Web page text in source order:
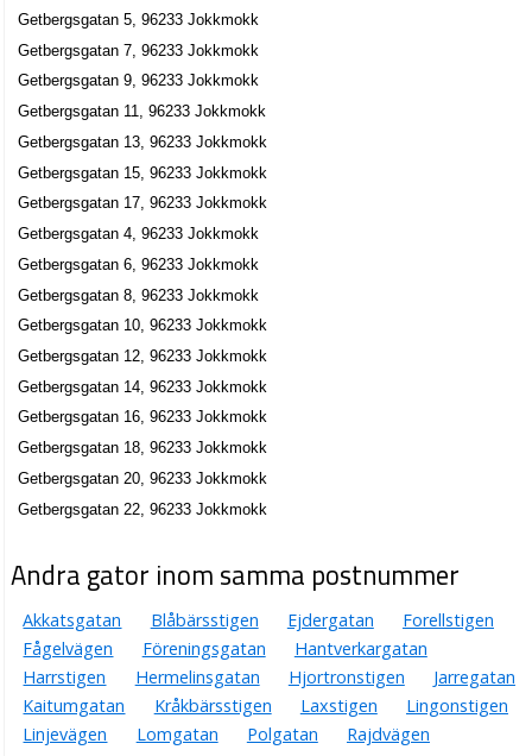
Getbergsgatan 5, 96233 Jokkmokk
Getbergsgatan 7, 96233 Jokkmokk
Getbergsgatan 9, 96233 Jokkmokk
Getbergsgatan 11, 96233 Jokkmokk
Getbergsgatan 13, 96233 Jokkmokk
Getbergsgatan 15, 96233 Jokkmokk
Getbergsgatan 17, 96233 Jokkmokk
Getbergsgatan 4, 96233 Jokkmokk
Getbergsgatan 6, 96233 Jokkmokk
Getbergsgatan 8, 96233 Jokkmokk
Getbergsgatan 10, 96233 Jokkmokk
Getbergsgatan 12, 96233 Jokkmokk
Getbergsgatan 14, 96233 Jokkmokk
Getbergsgatan 16, 96233 Jokkmokk
Getbergsgatan 18, 96233 Jokkmokk
Getbergsgatan 20, 96233 Jokkmokk
Getbergsgatan 22, 96233 Jokkmokk
Andra gator inom samma postnummer
Akkatsgatan Blåbärsstigen Ejdergatan
Forellstigen
Fågelvägen
Föreningsgatan
Hantverkargatan
Harrstigen
Hermelinsgatan Hjortronstigen
Jarregatan
Kaitumgatan
Kråkbärsstigen Laxstigen
Lingonstigen
Linjevägen
Lomgatan Polgatan
Rajdvägen